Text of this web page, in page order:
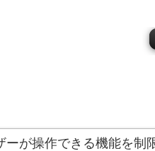
ーが操作できる機能を制